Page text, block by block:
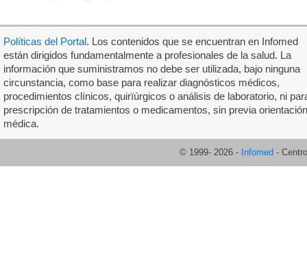
Políticas del Portal. Los contenidos que se encuentran en Infomed
están dirigidos fundamentalmente a profesionales de la salud. La
información que suministramos no debe ser utilizada, bajo ninguna
circunstancia, como base para realizar diagnósticos médicos,
procedimientos clínicos, quirïúrgicos o análisis de laboratorio, ni
prescripción de tratamientos o medicamentos, sin previa orientación
médica.
© 1999- 2026 - Infomed -